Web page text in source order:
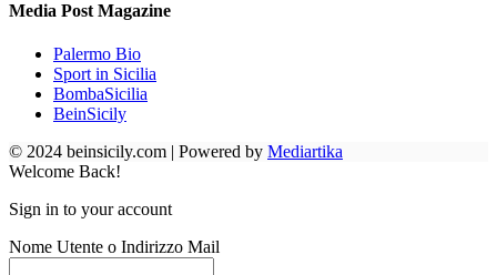
Media Post Magazine
Palermo Bio
Sport in Sicilia
BombaSicilia
BeinSicily
© 2024 beinsicily.com | Powered by Mediartika
Welcome Back!
Sign in to your account
Nome Utente o Indirizzo Mail